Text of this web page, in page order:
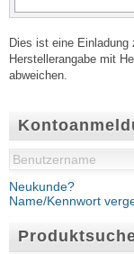
Neukunde?
Name/Kennwort
Dies ist eine
Herstellerangabe mit
abweichen.